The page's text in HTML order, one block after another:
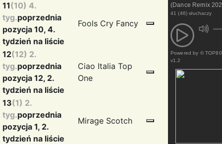
11(10) 4.
tyg.poprzednia
pozycja 10, 4.
tydzień na liście
Fools Cry Fancy
12(12) 2.
tyg.poprzednia
pozycja 12, 2.
tydzień na liście
Ciao Italia Top
One
13(1) 2.
tyg.poprzednia
pozycja 1, 2.
tydzień na liście
Mirage Scotch
(Dance Remix
41 (46) słuchaczy
Powered by ©
v1.2